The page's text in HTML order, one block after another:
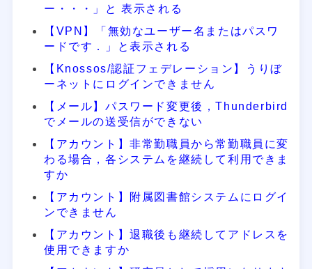
ー・・・」と 表示される
【VPN】「無効なユーザー名またはパスワ
ードです．」と表示される
【Knossos/認証フェデレーション】うりぼ
ーネットにログインできません
【メール】パスワード変更後，Thunderbird
でメールの送受信ができない
【アカウント】非常勤職員から常勤職員に変
わる場合，各システムを継続して利用できま
すか
【アカウント】附属図書館システムにログイ
ンできません
【アカウント】退職後も継続してアドレスを
使用できますか